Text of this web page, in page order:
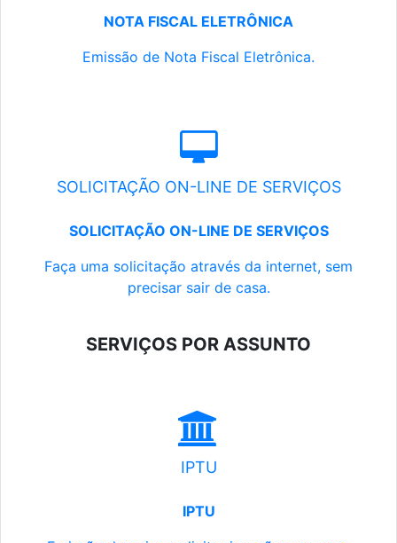
NOTA FISCAL ELETRÔNICA
Emissão de Nota Fiscal Eletrônica.
SOLICITAÇÃO ON-LINE DE SERVIÇOS
SOLICITAÇÃO ON-LINE DE SERVIÇOS
Faça uma solicitação através da internet, sem
precisar sair de casa.
SERVIÇOS POR ASSUNTO
IPTU
IPTU